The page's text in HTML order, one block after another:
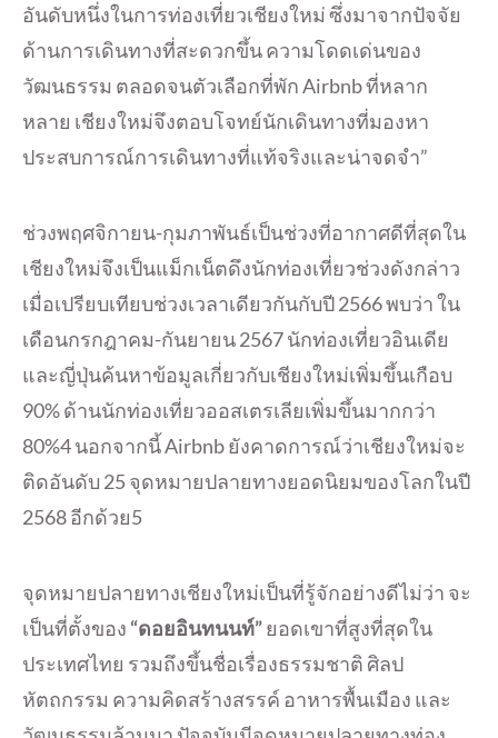
อันดับหนึ่งในการท่องเที่ยวเชียงใหม่ ซึ่งมาจากปัจจัย
ด้านการเดินทางที่สะดวกขึ้น ความโดดเด่นของ
วัฒนธรรม ตลอดจนตัวเลือกที่พัก Airbnb ที่หลาก
หลาย เชียงใหม่จึงตอบโจทย์นักเดินทางที่มองหา
ประสบการณ์การเดินทางที่แท้จริงและน่าจดจำ”
ช่วงพฤศจิกายน-กุมภาพันธ์เป็นช่วงที่อากาศดีที่สุดใน
เชียงใหม่จึงเป็นแม็กเน็ตดึงนักท่องเที่ยวช่วงดังกล่าว
เมื่อเปรียบเทียบช่วงเวลาเดียวกันกับปี 2566 พบว่า ใน
เดือนกรกฎาคม-กันยายน 2567 นักท่องเที่ยวอินเดีย
และญี่ปุ่นค้นหาข้อมูลเกี่ยวกับเชียงใหม่เพิ่มขึ้นเกือบ
90% ด้านนักท่องเที่ยวออสเตรเลียเพิ่มขึ้นมากกว่า
80%4 นอกจากนี้ Airbnb ยังคาดการณ์ว่าเชียงใหม่จะ
ติดอันดับ 25 จุดหมายปลายทางยอดนิยมของโลกในปี
2568 อีกด้วย5
จุดหมายปลายทางเชียงใหม่เป็นที่รู้จักอย่างดีไม่ว่า จะ
เป็นที่ตั้งของ “ดอยอินทนนท์”ยอดเขาที่สูงที่สุดใน
ประเทศไทย รวมถึงขึ้นชื่อเรื่องธรรมชาติ ศิลป
หัตถกรรม ความคิดสร้างสรรค์ อาหารพื้นเมือง และ